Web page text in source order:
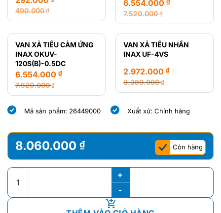
490.000₫
Giá
490.000 ₫.
Giá
là:
292.000 ₫.
7.520.000₫
Giá
gốc
là:
7.520.000 ₫.
6.554.000
Giá
hiện
tại
là:
VAN XẢ TIỂU CẢM ỨNG
INAX OKUV-
120S(B)-0.5DC
7.520.000₫
Giá
là:
6.554.000 ₫
Giá
tại
6.554.000 ₫.
VAN XẢ TIỂU NHẤN
INAX UF-4VS
3.380.000₫
Giá
là:
2.972.000 ₫
Giá
tại
2.972.000 ₫.
Mã sản phẩm: 26449000 Xuất xứ: Chính hãng
8.060.000 ₫ Còn hàng
Bộ Trộn Âm Tường SmartControl Grohe 26449000 số lượng